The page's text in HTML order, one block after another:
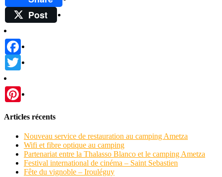
Post
Articles récents
Nouveau service de restauration au camping Ametza
Wifi et fibre optique au camping
Partenariat entre la Thalasso Blanco et le camping Ametza
Festival international de cinéma – Saint Sebastien
Fête du vignoble – Irouléguy